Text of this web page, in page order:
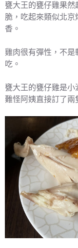
甕大王的甕仔雞果
脆，吃起來類似北
香。
雞肉很有彈性，不是
吃。
甕大王的甕仔雞是小
難怪阿姨直接訂了兩